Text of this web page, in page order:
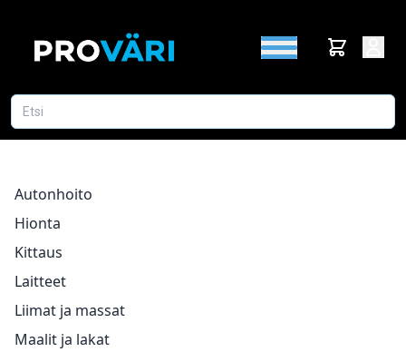
Autonhoito
Hionta
Kittaus
Laitteet
Liimat ja massat
Maalit ja lakat